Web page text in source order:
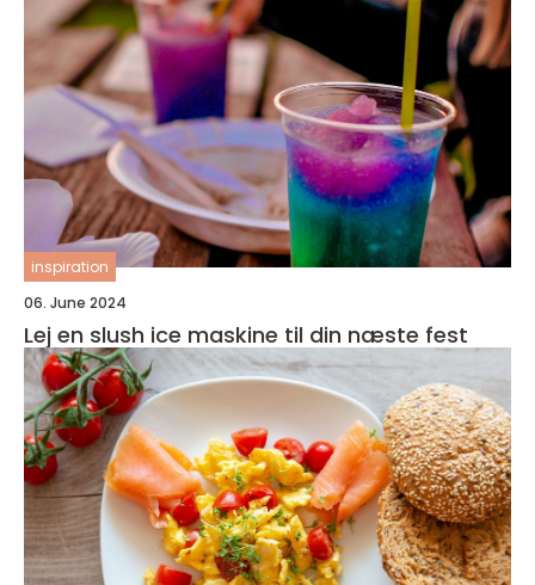
inspiration
06. June 2024
Lej en slush ice maskine til din næste fest